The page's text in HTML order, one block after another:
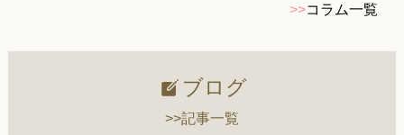
>>コラム一覧
ブログ
>>記事一覧